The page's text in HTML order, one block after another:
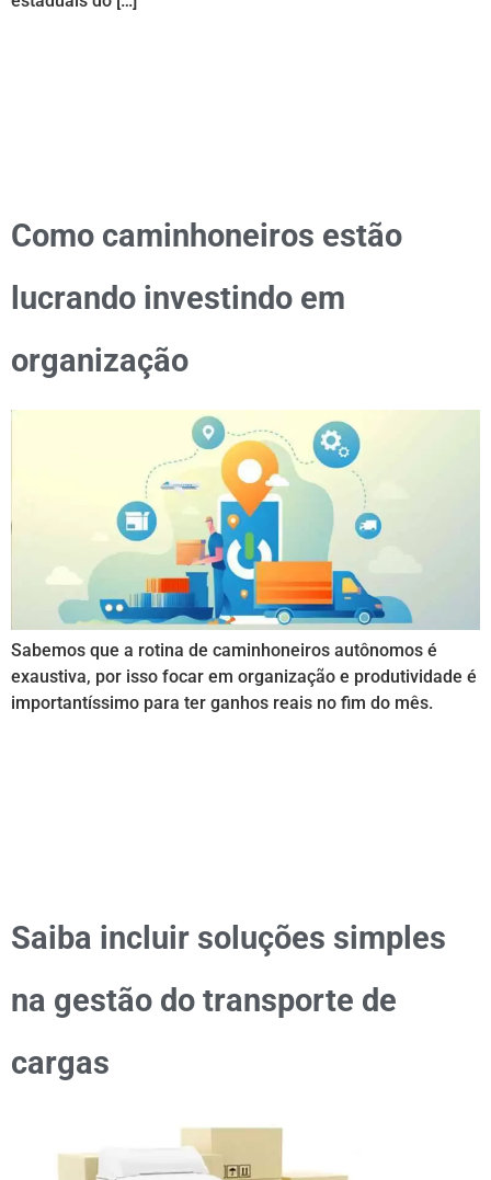
Como caminhoneiros estão
lucrando investindo em
organização
Sabemos que a rotina de caminhoneiros autônomos é
exaustiva, por isso focar em organização e produtividade é
importantíssimo para ter ganhos reais no fim do mês.
Saiba incluir soluções simples
na gestão do transporte de
cargas